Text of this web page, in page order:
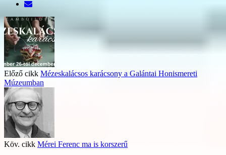
Előző cikk Mézeskalácsos karácsony a Galántai Honismereti
Múzeumban
Köv. cikk Mérei Ferenc ma is korszerű